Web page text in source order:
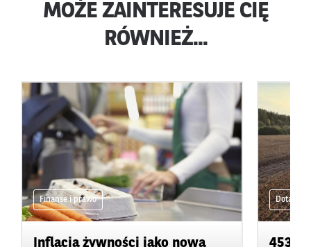
MOŻE ZAINTERESUJE CIĘ
RÓWNIEŻ...
Finanse i prawo
Inflacja żywności jako nowa
Dotacje
453